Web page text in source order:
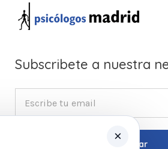
Subscribete a nuestra
×